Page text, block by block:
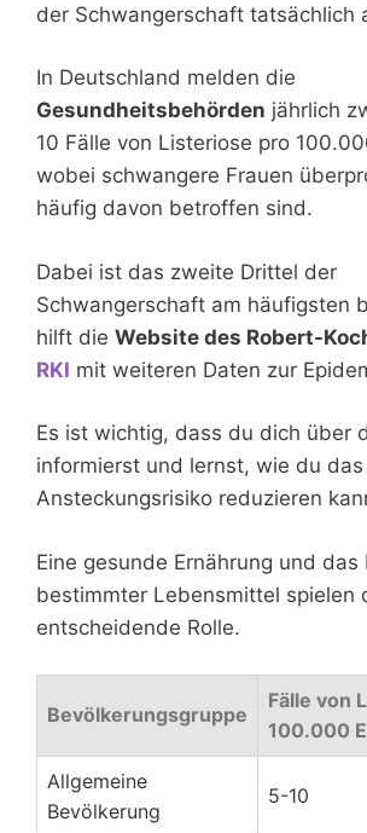
der Schwangerschaft tatsächlich
In Deutschland melden die
Gesundheitsbehörden jährlich
10 Fälle von Listeriose pro
wobei schwangere Frauen
häufig davon betroffen sind.
Dabei ist das zweite Drittel der
Schwangerschaft am häufigsten
hilft die Website des Robert-
RKI mit weiteren Daten zur
Es ist wichtig, dass du dich über
informierst und lernst, wie du das
Ansteckungsrisiko reduzieren
Eine gesunde Ernährung und das
bestimmter Lebensmittel spielen
entscheidende Rolle.
Bevölkerungsgruppe
Fälle von
100.000
Allgemeine
Bevölkerung
5-10